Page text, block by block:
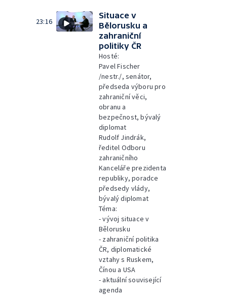
23:16
Situace v
Bělorusku a
zahraniční
politiky ČR
Hosté:
Pavel Fischer
/nestr./, senátor,
předseda výboru pro
zahraniční věci,
obranu a
bezpečnost, bývalý
diplomat
Rudolf Jindrák,
ředitel Odboru
zahraničního
Kanceláře prezidenta
republiky, poradce
předsedy vlády,
bývalý diplomat
Téma:
- vývoj situace v
Bělorusku
- zahraniční politika
ČR, diplomatické
vztahy s Ruskem,
Čínou a USA
- aktuální související
agenda